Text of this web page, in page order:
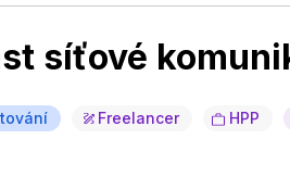
síťové
Freelancer HPP